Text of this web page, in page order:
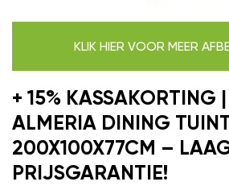
KLIK HIER VOOR MEER
+ 15% KASSAKORTING
ALMERIA DINING
200X100X77CM –
PRIJSGARANTIE!